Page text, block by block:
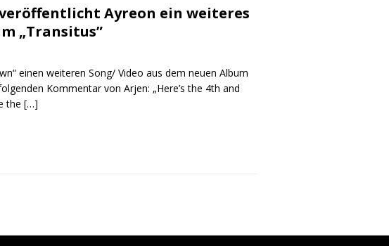
Ayreon ein weiteres
„Transitus”
einen weiteren Song/ Video aus dem neuen Album
Kommentar von Arjen: „Here’s the 4th and
the […]